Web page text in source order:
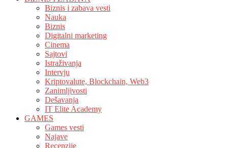
Biznis i zabava vesti
Nauka
Biznis
Digitalni marketing
Cinema
Sajtovi
Istraživanja
Intervju
Kriptovalute, Blockchain, Web3
Zanimljivosti
Dešavanja
IT Elite Academy
GAMES
Games vesti
Najave
Recenzije